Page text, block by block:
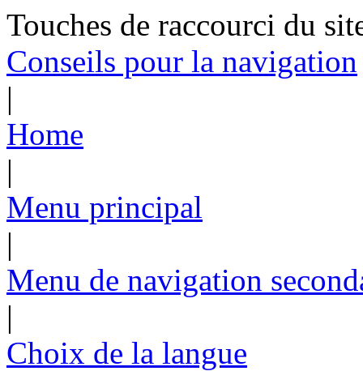
Touches de raccourci du
Conseils pour la navigation
|
Home
|
Menu principal
|
Menu de navigation
|
Choix de la langue